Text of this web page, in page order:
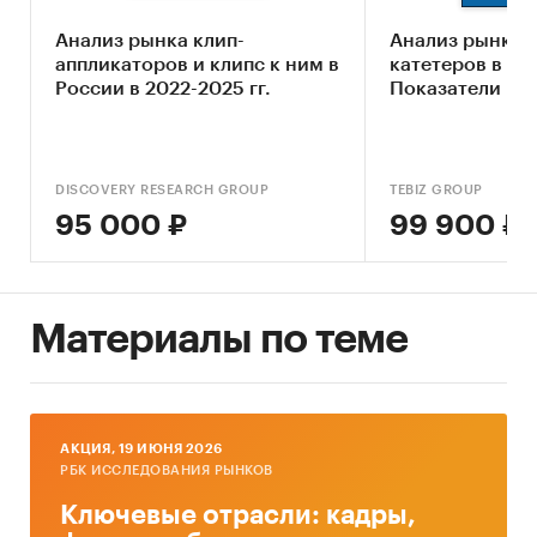
Конкурентный анализ на рынке
скипидара
скипидара
Анализ потребления скипидара
Оценка факторов инвестиционной
привлекательности рынка
Прогноз развития рынка скипидара до 2026
г.
Рекомендации и выводы
Источники информации:
Анализ рынка клип-
аппликаторов и клипс к ним в
России в 2022-2025 гг.
DISCOVERY RESEARCH GROUP
95 000 ₽
Анализ рынка
катетеров в
Показатели и
TEBIZ GROUP
99 900 ₽
Материалы по теме
AКЦИЯ, 19 ИЮНЯ 2026
РБК ИССЛЕДОВАНИЯ РЫНКОВ
Ключевые отрасли: кадры,